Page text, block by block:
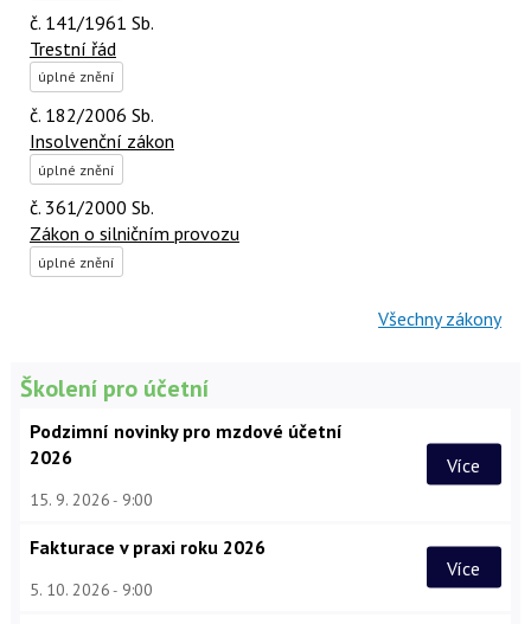
č. 141/1961 Sb.
Trestní řád
úplné znění
č. 182/2006 Sb.
Insolvenční zákon
úplné znění
č. 361/2000 Sb.
Zákon o silničním provozu
úplné znění
Všechny zákony
Školení pro účetní
Podzimní novinky pro mzdové účetní
2026
15. 9. 2026 9:00
Více
Fakturace v praxi roku 2026
5. 10. 2026 9:00
Více